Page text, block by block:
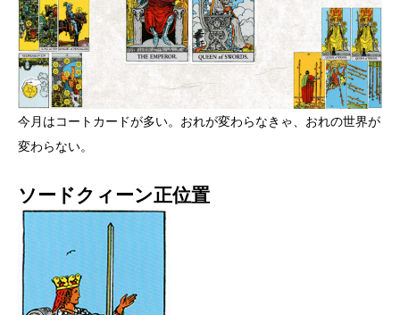
今月はコートカードが多い。おれが変わらなきゃ、おれの世界が
変わらない。
ソードクィーン正位置